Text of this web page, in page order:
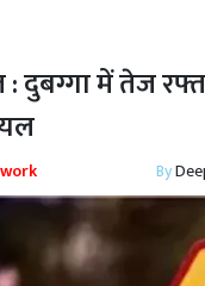
में तेज
By